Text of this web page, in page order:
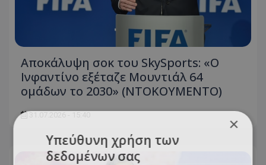
Αποκάλυψη σοκ του SkySports: «O
Ινφαντίνο εξέταζε Μουντιάλ 64
ομάδων το 2030» (ΝΤΟΚΟΥΜΕΝΤΟ)
31.07.2026 - 15:40 ×
Υπεύθυνη χρήση των
δεδομένων σας